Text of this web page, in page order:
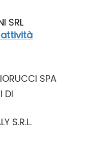
SRL
SPA
DI
S.R.L.